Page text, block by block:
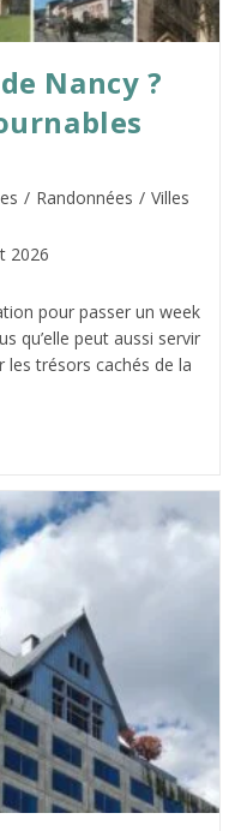
Nancy ?
/ Randonnées / Villes
:
2026
pour passer un week
qu’elle peut aussi servir
trésors cachés de la